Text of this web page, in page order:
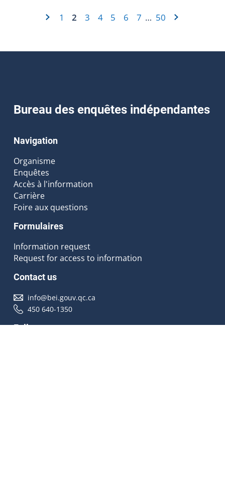
1 2 3 4 5 6 7 … 50
Bureau des enquêtes indépendantes
Navigation
Organisme
Enquêtes
Accès à l'information
Carrière
Foire aux questions
Formulaires
Information request
Request for access to information
Contact us
info@bei.gouv.qc.ca
450 640-1350
Follow us